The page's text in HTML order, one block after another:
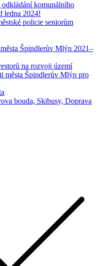
komunálního
ledna 2024!
policie seniorům
Špindlerův Mlýn 2021–
na rozvoji území
města Špindlerův Mlýn pro
bouda, Skibusy, Doprava